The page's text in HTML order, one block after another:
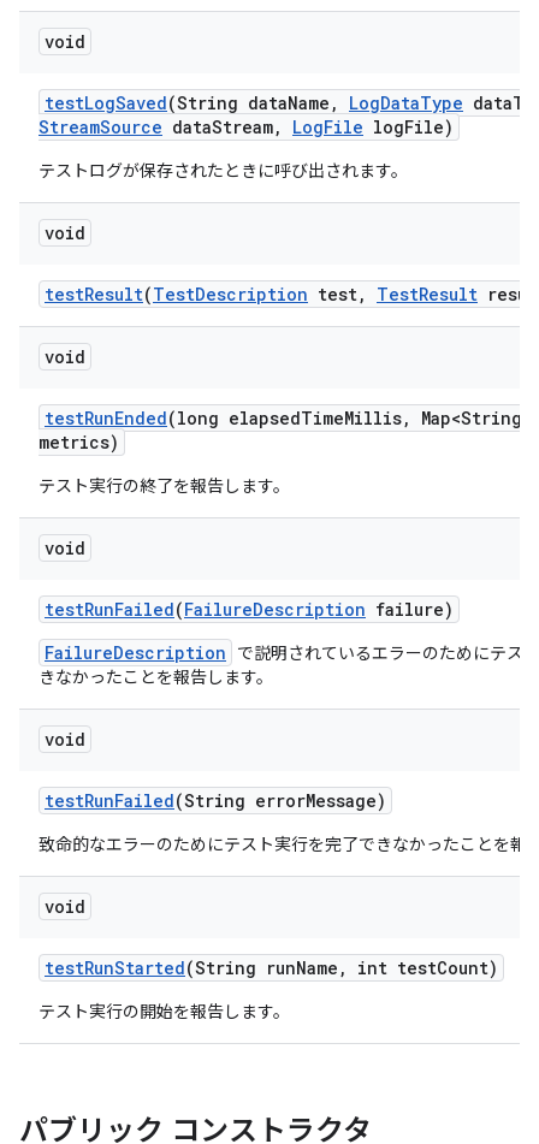
void
testLogSaved(String dataName , LogDataType data
StreamSource dataStream, LogFile logFile)
テストログが保存されたときに呼び出されます。
void
testResult(TestDescription test, TestResult
void
testRunEnded(long elapsedTimeMillis, Map<String
metrics)
テスト実行の終了を報告します。
void
testRunFailed(FailureDescription failure)
FailureDescription
で説明されているエラーのためにテス
きなかったことを報告します。
void
testRunFailed(String errorMessage)
致命的なエラーのためにテスト実行を完了できなかったことを報
void
testRunStarted(String runName , int testCount)
テスト実行の開始を報告します。
パブリック コンストラクタ